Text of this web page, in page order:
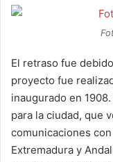
El retraso fue
proyecto fue
inaugurado en
para la ciudad, que
comunicaciones
Extremadura y